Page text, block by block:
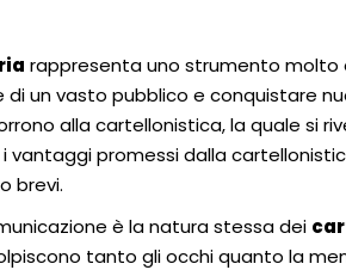
rappresenta uno strumento molto
un vasto pubblico e conquistare
alla cartellonistica, la quale si
vantaggi promessi dalla
brevi.
è la natura stessa dei
tanto gli occhi quanto la